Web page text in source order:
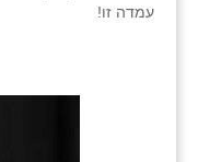
עמדה זו!